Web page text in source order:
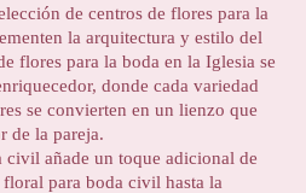
de centros de flores para la
la arquitectura y estilo del
flores para la boda en la Iglesia se
donde cada variedad
se convierten en un lienzo que
de la pareja.
añade un toque adicional de
para boda civil hasta la